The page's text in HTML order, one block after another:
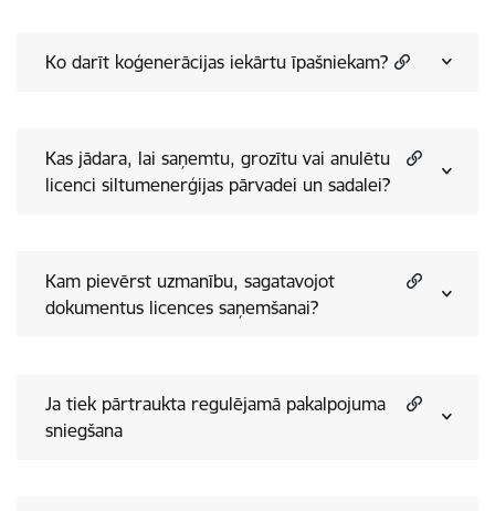
Ko darīt koģenerācijas iekārtu īpašniekam?
Kas jādara, lai saņemtu, grozītu vai anulētu
licenci siltumenerģijas pārvadei un sadalei?
Kam pievērst uzmanību, sagatavojot
dokumentus licences saņemšanai?
Ja tiek pārtraukta regulējamā pakalpojuma
sniegšana